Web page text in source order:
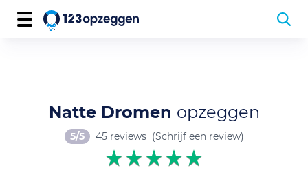
Natte Dromen opzeggen
5/5 45 reviews (Schrijf een review)